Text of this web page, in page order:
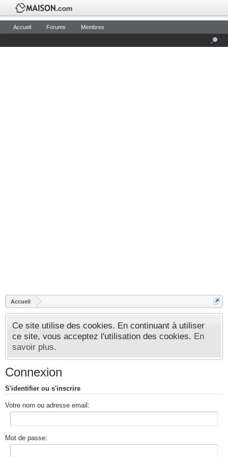
Accueil
Ce site utilise des cookies. En continuant à utiliser
ce site, vous acceptez l'utilisation des cookies. En
savoir plus.
Connexion
S'identifier ou s'inscrire
Votre nom ou adresse email:
Mot de passe:
Accueil Forums Membres